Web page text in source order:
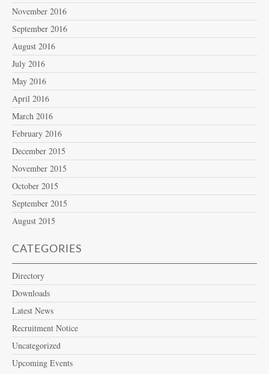
November 2016
September 2016
August 2016
July 2016
May 2016
April 2016
March 2016
February 2016
December 2015
November 2015
October 2015
September 2015
August 2015
CATEGORIES
Directory
Downloads
Latest News
Recruitment Notice
Uncategorized
Upcoming Events